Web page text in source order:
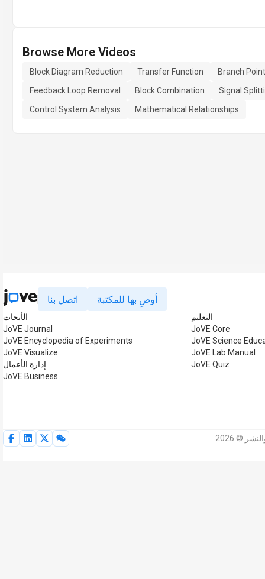
Browse More Videos
Block Diagram Reduction Transfer Function
Branch
Feedback Loop Removal
Block Combination
Signal
Control System Analysis
Mathematical Relationships
اتصل بنا أوصِ بها للمكتبة
الأبحاث
JoVE Journal
JoVE Encyclopedia of Experiments
JoVE Visualize
إدارة الأعمال
JoVE Business
التعليم
JoVE Core
JoVE Science
JoVE Lab Manual
JoVE Quiz